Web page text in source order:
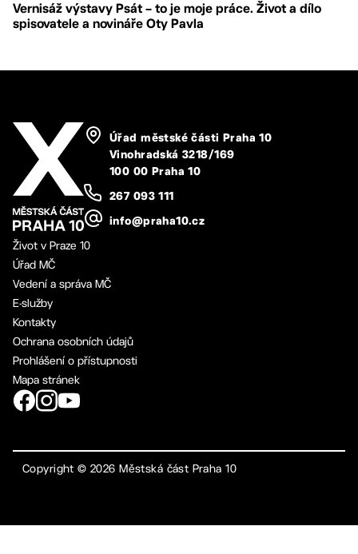
Vernisáž výstavy Psát – to je moje práce. Život a dílo
spisovatele a novináře Oty Pavla
Úřad městské části Praha 10
Vinohradská 3218/169
100 00 Praha 10
267 093 111
info@praha10.cz
Život v Praze 10
Úřad MČ
Vedení a správa MČ
E-služby
Kontakty
Ochrana osobních údajů
Prohlášení o přístupnosti
Mapa stránek
Copyright ©2026 Městská část Praha 10